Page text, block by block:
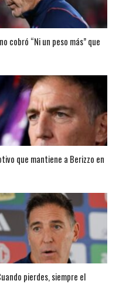
cobró “Ni un peso más” que
que mantiene a Berizzo en
pierdes, siempre el